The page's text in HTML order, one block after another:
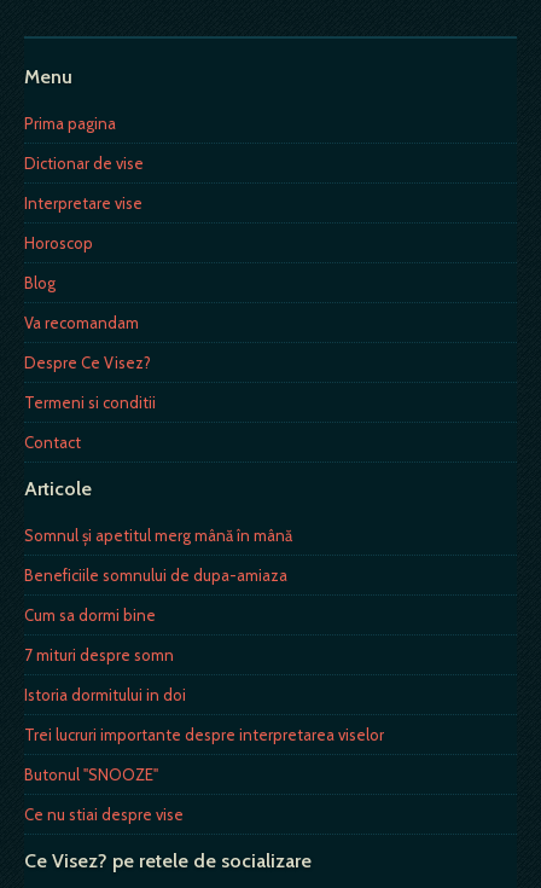
Menu
Prima pagina
Dictionar de vise
Interpretare vise
Horoscop
Blog
Va recomandam
Despre Ce Visez?
Termeni si conditii
Contact
Articole
Somnul şi apetitul merg mână în mână
Beneficiile somnului de dupa-amiaza
Cum sa dormi bine
7 mituri despre somn
Istoria dormitului in doi
Trei lucruri importante despre interpretarea viselor
Butonul "SNOOZE"
Ce nu stiai despre vise
Ce Visez? pe retele de socializare